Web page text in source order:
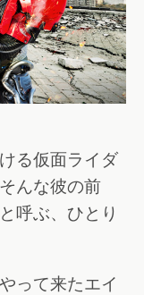
る仮面ライダ
んな彼の前
呼ぶ、ひとり
って来たエイ